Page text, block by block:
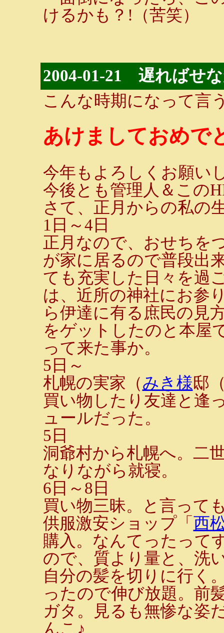
けるかも？!（苦笑）
2004-01-21 遅ればせ
こんな時期になって言
あけましておめで
今年もよろしくお願い
今後とも管理人＆この
さて、正月からの私の
1日～4日
正月なので、おせちを
が家に居るので普段出
ても充実した日々を過
は、近所の神社にお参
ら伊達に有る庶民の見
をゲットしたのと本屋
って来た事か。
5日～
札幌の実家（みき様邸
買い物したり友達と逢
ュールだった。
5日
洞爺村から札幌へ。二
なりながら就寝。
6日～8日
買い物三昧。と言って
供服激安ショップ「 西
購入。なんてったって
ので、質より量と、洗
自分の髪を切りに行く
ったので伸び放題。前
ガタ。見るも無惨な姿
んこ♪